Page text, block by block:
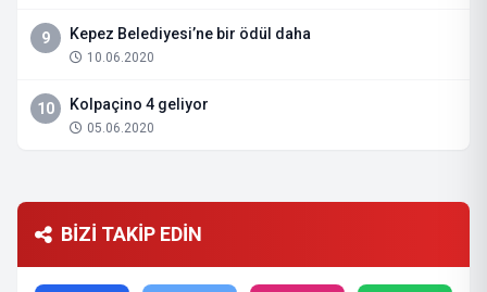
9 Kepez Belediyesi’ne bir ödül daha
10.06.2020
10 Kolpaçino 4 geliyor
05.06.2020
BİZİ TAKİP EDİN